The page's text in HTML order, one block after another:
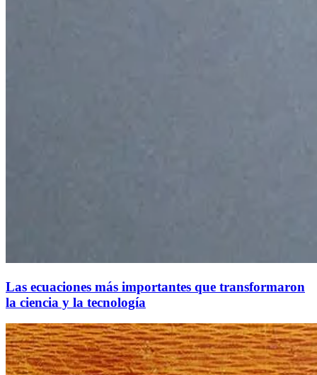
Las ecuaciones más importantes que transformaron
la ciencia y la tecnología